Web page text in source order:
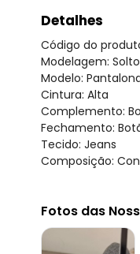
Detalhes
Código do
Modelagem: Solto
Modelo:
Cintura: Alta
Complemento:
Fechamento:
Tecido: Jeans
Composição:
Fotos das